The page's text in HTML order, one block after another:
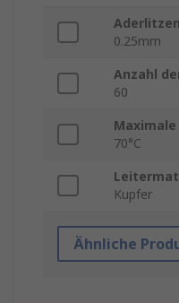
Aderlitzen
0.25mm
Anzahl
60
70°C
Kupfer
Ähnliche